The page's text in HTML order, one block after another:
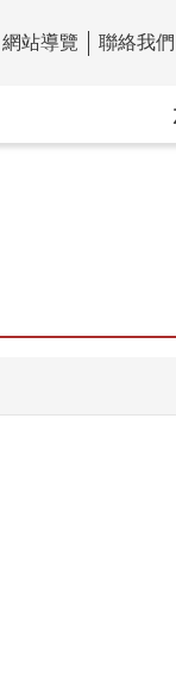
網站導覽 聯絡我們